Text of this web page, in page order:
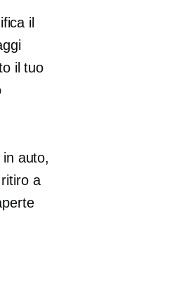
il
il tuo
auto,
a